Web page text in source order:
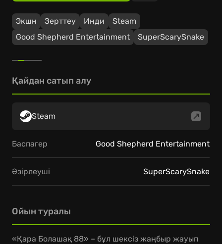
Экшн Зерттеу Инди
Steam
Good Shepherd Entertainment
SuperScarySnake
Ойын туралы
«Қара Болашақ 88» – бұл шексіз жаңбыр жауып
Қайдан сатып алу
Steam
Баспагер Good Shepherd Entertainment
Әзірлеуші SuperScarySnake